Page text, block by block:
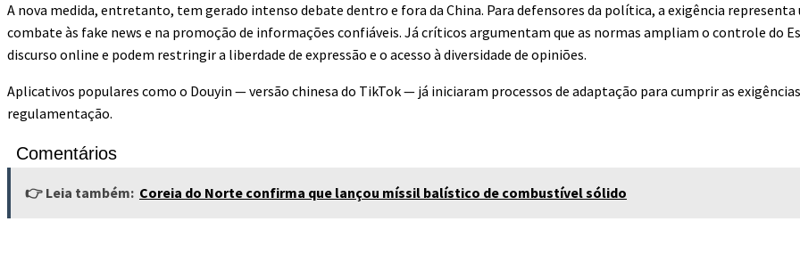
A nova medida, entretanto, tem gerado intenso debate dentro e fora da China. Para defensores da política, a exigência representa
combate às fake news e na promoção de informações confiáveis. Já críticos argumentam que as normas ampliam o controle do
discurso online e podem restringir a liberdade de expressão e o acesso à diversidade de opiniões.
Aplicativos populares como o Douyin — versão chinesa do TikTok — já iniciaram processos de adaptação para cumprir as
regulamentação.
Comentários
👉 Leia também: Coreia do Norte confirma que lançou míssil balístico de combustível sólido